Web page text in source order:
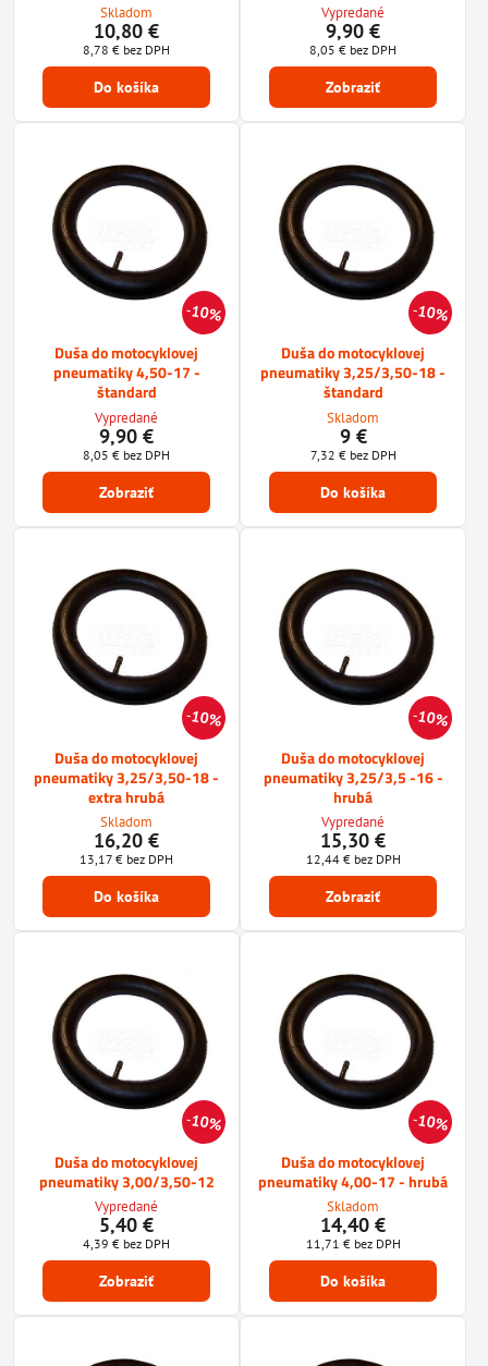
Skladom
10,80 €
8,78 € bez DPH
Do košíka
Vypredané
9,90 €
8,05 € bez DPH
Zobraziť
10%
Duša do motocyklovej
pneumatiky 4,50-17 -
štandard
Vypredané
9,90 €
8,05 € bez DPH
Zobraziť
10%
Duša do motocyklovej
pneumatiky 3,25/3,50-18 -
štandard
Skladom
9 €
7,32 € bez DPH
Do košíka
10%
Duša do motocyklovej
pneumatiky 3,25/3,50-18 -
extra hrubá
Skladom
16,20 €
13,17 € bez DPH
Do košíka
10%
Duša do motocyklovej
pneumatiky 3,25/3,5 -16 -
hrubá
Vypredané
15,30 €
12,44 € bez DPH
Zobraziť
10%
Duša do motocyklovej
pneumatiky 3,00/3,50-12
Vypredané
5,40 €
4,39 € bez DPH
Zobraziť
10%
Duša do motocyklovej
pneumatiky 4,00-17 - hrubá
Skladom
14,40 €
11,71 € bez DPH
Do košíka